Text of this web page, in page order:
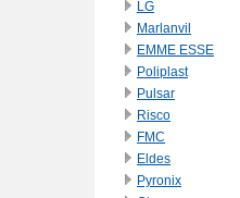
LG
Marlanvil
EMME ESSE
Poliplast
Pulsar
Risco
FMC
Eldes
Pyronix